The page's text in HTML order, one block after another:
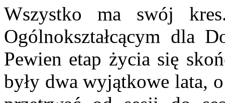
Wszystko ma swój
Ogólnokształcącym dla
Pewien etap życia się
były dwa wyjątkowe lata,